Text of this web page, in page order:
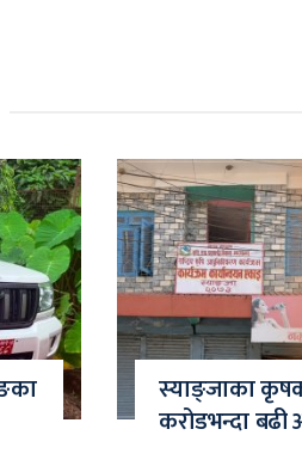
स्याङ्जाका
करोडभन्दा बढी